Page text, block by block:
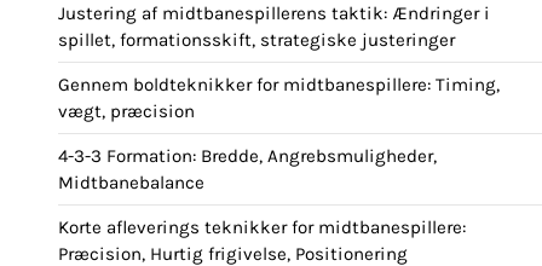
Justering af midtbanespillerens taktik: Ændringer i
spillet, formationsskift, strategiske justeringer
Gennem boldteknikker for midtbanespillere: Timing,
vægt, præcision
4-3-3 Formation: Bredde, Angrebsmuligheder,
Midtbanebalance
Korte afleverings teknikker for midtbanespillere:
Præcision, Hurtig frigivelse, Positionering